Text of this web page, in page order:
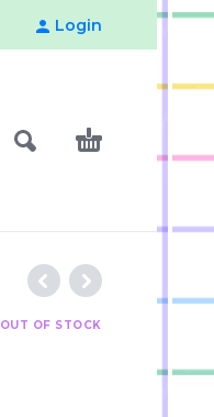
Login
OUT OF STOCK